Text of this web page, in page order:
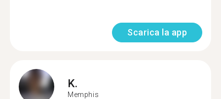
Scarica la app
K.
Memphis